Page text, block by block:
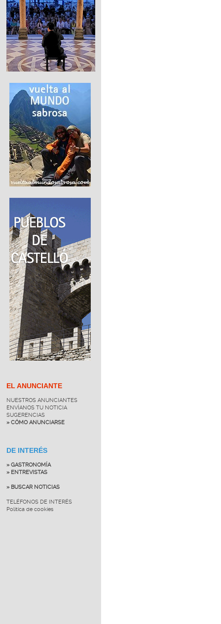
EL ANUNCIANTE
NUESTROS ANUNCIANTES
ENVÍANOS TU NOTICIA
SUGERENCIAS
» CÓMO ANUNCIARSE
DE INTERÉS
» GASTRONOMÍA
» ENTREVISTAS
» BUSCAR NOTICIAS
TELÉFONOS DE INTERÉS
Política de cookies